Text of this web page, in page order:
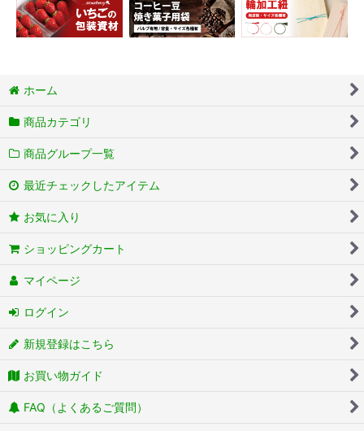
ホーム
商品カテゴリ
商品グループ一覧
最近チェックしたアイテム
お気に入り
ショッピングカート
マイページ
ログイン
新規登録はこちら
お買い物ガイド
FAQ（よくあるご質問）